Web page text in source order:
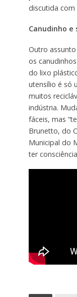
discutida com
Canudinho
Outro
os
do lixo
utensílio é só
muitos
indústria.
fáceis, mas
Brunetto, do
Municipal do
ter